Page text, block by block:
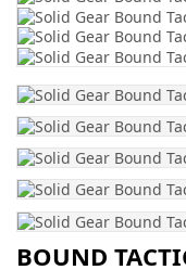
BOUND